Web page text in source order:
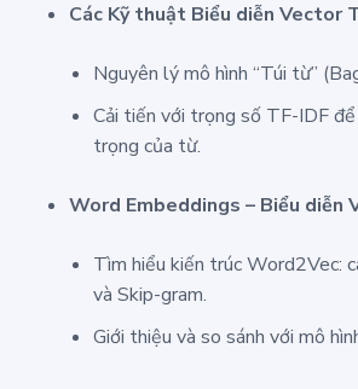
Các Kỹ thuật Biểu diễn Vector
Nguyên lý mô hình “Túi từ”
Cải tiến với trọng số TF-IDF
trọng của từ.
Word Embeddings – Biểu diễn
Tìm hiểu kiến trúc Word2Vec:
và Skip-gram.
Giới thiệu và so sánh với mô